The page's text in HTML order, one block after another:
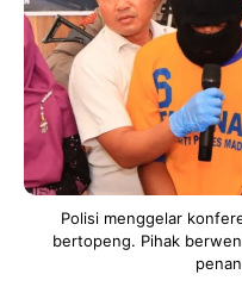
Polisi menggelar
bertopeng. Pihak